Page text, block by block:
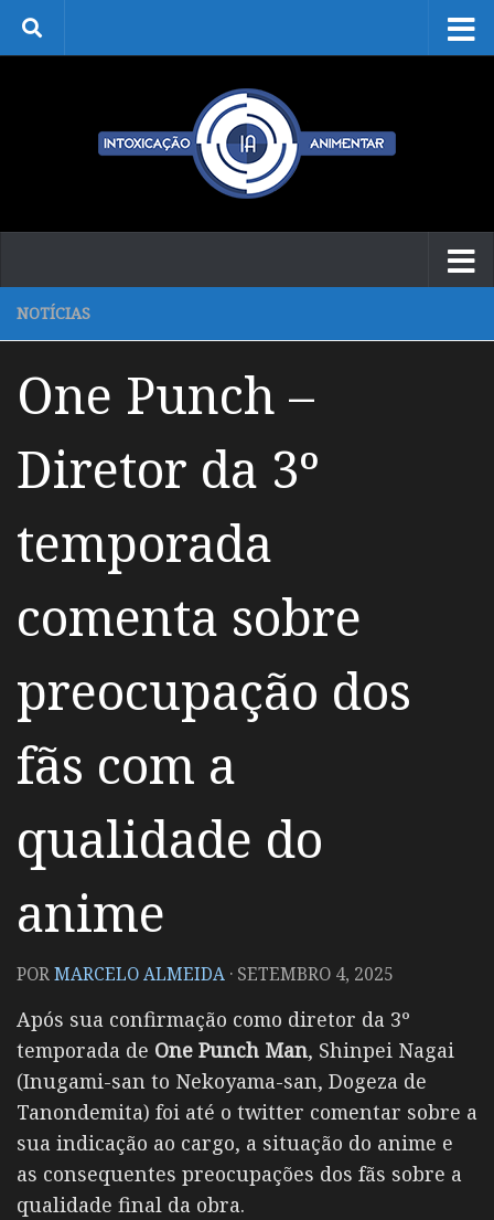
Skip to content
NOTÍCIAS
One Punch –
Diretor da 3º
temporada
comenta sobre
preocupação dos
fãs com a
qualidade do
anime
PORMARCELO ALMEIDA · SETEMBRO 4, 2025
Após sua confirmação como diretor da 3º
temporada de One Punch Man, Shinpei Nagai
(Inugami-san to Nekoyama-san, Dogeza de
Tanondemita) foi até o twitter comentar sobre a
sua indicação ao cargo, a situação do anime e
as consequentes preocupações dos fãs sobre a
qualidade final da obra.